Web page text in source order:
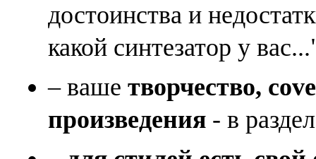
достоинства и
какой синтезатор у
– ваше творчество,
произведения - в